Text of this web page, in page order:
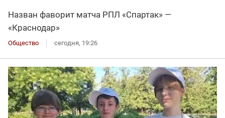
Назван фаворит матча РПЛ «Спартак» —
«Краснодар»
Общество сегодня, 19:26